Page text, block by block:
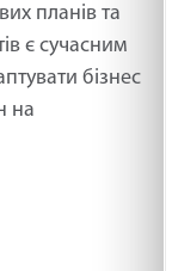
планів та
є сучасним
бізнес
на